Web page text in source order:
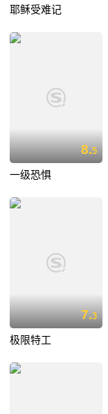
耶稣受难记
8.5
一级恐惧
7.3
极限特工